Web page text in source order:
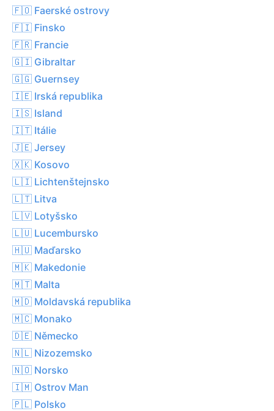
🇫🇴 Faerské ostrovy
🇫🇮 Finsko
🇫🇷 Francie
🇬🇮 Gibraltar
🇬🇬 Guernsey
🇮🇪 Irská republika
🇮🇸 Island
🇮🇹 Itálie
🇯🇪 Jersey
🇽🇰 Kosovo
🇱🇮 Lichtenštejnsko
🇱🇹 Litva
🇱🇻 Lotyšsko
🇱🇺 Lucembursko
🇭🇺 Maďarsko
🇲🇰 Makedonie
🇲🇹 Malta
🇲🇩 Moldavská republika
🇲🇨 Monako
🇩🇪 Německo
🇳🇱 Nizozemsko
🇳🇴 Norsko
🇮🇲 Ostrov Man
🇵🇱 Polsko